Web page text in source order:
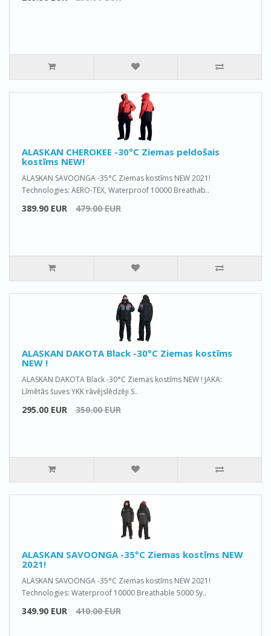
ALASKAN CHEROKEE -30°C Ziemas peldošais
kostīms NEW!
ALASKAN SAVOONGA -35°C Ziemas kostīms NEW 2021!
Technologies: AERO-TEX, Waterproof 10000 Breathab..
389.90 EUR 479.00 EUR
ALASKAN DAKOTA Black -30°C Ziemas kostīms
NEW !
ALASKAN DAKOTA Black -30°C Ziemas kostīms NEW ! JAKA:
Līmētās šuves YKK rāvējslēdzēji S..
295.00 EUR 350.00 EUR
ALASKAN SAVOONGA -35°C Ziemas kostīms NEW
2021!
ALASKAN SAVOONGA -35°C Ziemas kostīms NEW 2021!
Technologies: Waterproof 10000 Breathable 5000 Sy..
349.90 EUR 410.00 EUR